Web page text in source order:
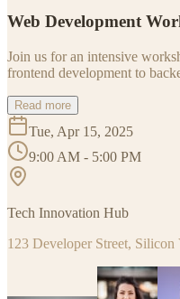
Web Development
Join us for an intensive
frontend development to
Read more
Tue, Apr 15, 2025
9:00 AM - 5:00 PM
Tech Innovation Hub
123 Developer Street, Silicon